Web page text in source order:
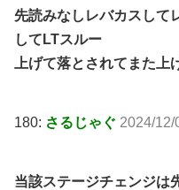
先読みなしレバカスして
してLTスルー
上げて落とされてまた
180: さるじゃぐ 2024/12/
当該ステージチェンジは